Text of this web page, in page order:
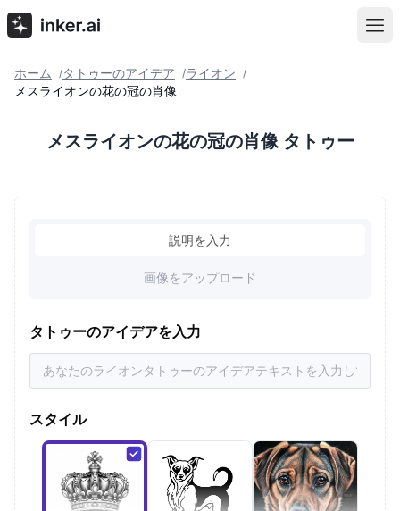
ホーム /タトゥーのアイデア /ライオン /
メスライオンの花の冠の肖像
メスライオンの花の冠の肖像 タトゥー
説明を入力
画像をアップロード
タトゥーのアイデアを入力
スタイル